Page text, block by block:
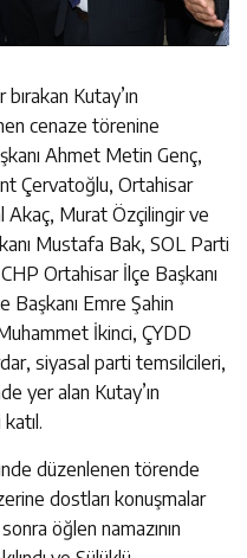
Kutay’ın
cenaze törenine
Ahmet Metin Genç,
Çervatoğlu, Ortahisar
Akaç, Murat Özçilingir ve
Mustafa Bak, SOL Parti
Ortahisar İlçe Başkanı
Emre Şahin
İkinci, ÇYDD
siyasal parti temsilcileri,
yer alan Kutay’ın
düzenlenen törende
dostları konuşmalar
öğlen namazının